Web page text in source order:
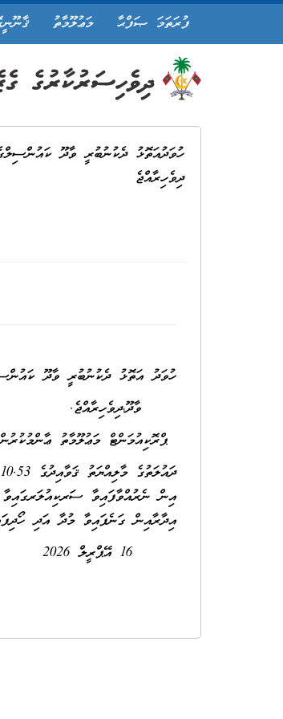
ފުރަތަމަ ޞަފްޙާ މަޢުލޫމާތު
ހުވަދުއަތޮޅު ދެކުނުބުރީ ވާދޫ
ދިވެހިރާއްޖެ
ހުވަދު އަތޮޅު ދެކުނުބުރީ ވާދޫ
ވާދޫ،ދިވެހިރާއްޖެ.
ޕްރޮކިއުމަންޓް މަޢުލޫމާތު ޢާންމުކުރުން
ދައުލަތުގެ މާލިއްޔަތު ޤަވާއިދުގެ 10.53 ވަނަ މާއްދާގައި ބަޔާންކޮށްފައިވާ މަޢުލޫމާތު ހާމަކުރުމާއި ގުޅޭގޮތުން
އިދާރާއިން ގަނެފައިވާ މުދާ އަދި
16 އޭޕްރީލް 2026